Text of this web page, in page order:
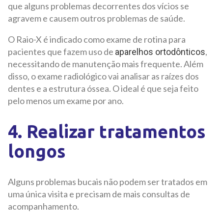
que alguns problemas decorrentes dos vícios se
agravem e causem outros problemas de saúde.
O Raio-X é indicado como exame de rotina para
pacientes que fazem uso de aparelhos ortodônticos,
necessitando de manutenção mais frequente. Além
disso, o exame radiológico vai analisar as raízes dos
dentes e a estrutura óssea. O ideal é que seja feito
pelo menos um exame por ano.
4. Realizar tratamentos
longos
Alguns problemas bucais não podem ser tratados em
uma única visita e precisam de mais consultas de
acompanhamento.